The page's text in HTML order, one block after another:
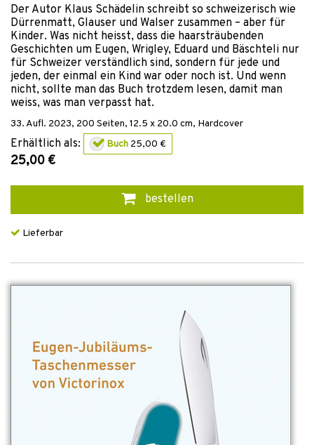
Der Autor Klaus Schädelin schreibt so schweizerisch wie
Dürrenmatt, Glauser und Walser zusammen – aber für
Kinder. Was nicht heisst, dass die haarsträubenden
Geschichten um Eug­e­n, Wrigley, Eduard und Bäschteli nur
für Schweizer verständlich sind, sondern für jede und
jeden, der einmal ein Kind war oder noch ist. Und wenn
nicht, sollte man das Buch trotzdem lesen, damit man
weiss, was man verpasst hat.
33. Aufl. 2023, 200 Seiten, 12.5 x 20.0 cm, Hardcover
Erhältlich als: Buch 25,00 €
25,00 €
bestellen
Lieferbar